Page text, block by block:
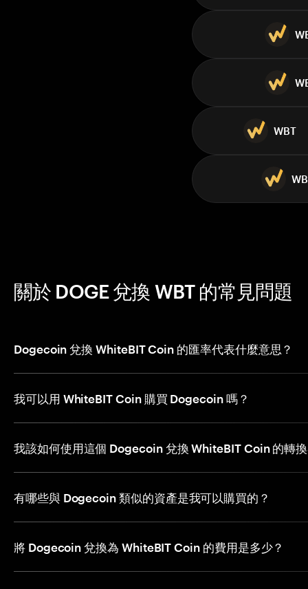
WBT
關於 DOGE 兌換 WBT 的常見問題
Dogecoin 兌換 WhiteBIT Coin 的匯率代表什麼意思？
我可以用 WhiteBIT Coin 購買 Dogecoin 嗎？
我該如何使用這個 Dogecoin 兌換 WhiteBIT Coin 的轉
有哪些與 Dogecoin 類似的資產是我可以購買的？
將 Dogecoin 兌換為 WhiteBIT Coin 的費用是多少？